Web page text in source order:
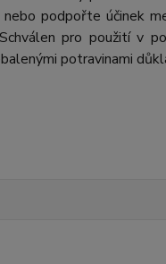
podpořte účinek
pro použití v
potravinami